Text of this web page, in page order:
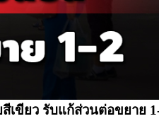
เขียว รับแก้ส่วนต่อขยาย